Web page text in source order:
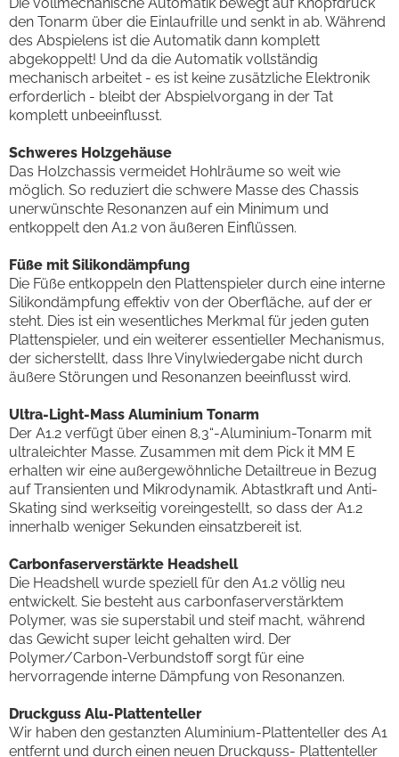
den Tonarm über die Einlaufrille und senkt in ab. Während
des Abspielens ist die Automatik dann komplett
abgekoppelt! Und da die Automatik vollständig
mechanisch arbeitet - es ist keine zusätzliche Elektronik
erforderlich - bleibt der Abspielvorgang in der Tat
komplett unbeeinflusst.
Schweres Holzgehäuse
Das Holzchassis vermeidet Hohlräume so weit wie
möglich. So reduziert die schwere Masse des Chassis
unerwünschte Resonanzen auf ein Minimum und
entkoppelt den A1.2 von äußeren Einflüssen.
Füße mit Silikondämpfung
Die Füße entkoppeln den Plattenspieler durch eine interne
Silikondämpfung effektiv von der Oberfläche, auf der er
steht. Dies ist ein wesentliches Merkmal für jeden guten
Plattenspieler, und ein weiterer essentieller Mechanismus,
der sicherstellt, dass Ihre Vinylwiedergabe nicht durch
äußere Störungen und Resonanzen beeinflusst wird.
Ultra-Light-Mass Aluminium Tonarm
Der A1.2 verfügt über einen 8,3“-Aluminium-Tonarm mit
ultraleichter Masse. Zusammen mit dem Pick it MM E
erhalten wir eine außergewöhnliche Detailtreue in Bezug
auf Transienten und Mikrodynamik. Abtastkraft und Anti-
Skating sind werkseitig voreingestellt, so dass der A1.2
innerhalb weniger Sekunden einsatzbereit ist.
Carbonfaserverstärkte Headshell
Die Headshell wurde speziell für den A1.2 völlig neu
entwickelt. Sie besteht aus carbonfaserverstärktem
Polymer, was sie superstabil und steif macht, während
das Gewicht super leicht gehalten wird. Der
Polymer/Carbon-Verbundstoff sorgt für eine
hervorragende interne Dämpfung von Resonanzen.
Druckguss Alu-Plattenteller
Wir haben den gestanzten Aluminium-Plattenteller des A1
entfernt und durch einen neuen Druckguss- Plattenteller